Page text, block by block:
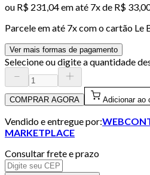
ou R$ 231,04em até 7x de R$
Parcele em até 7x com o cartão Le
Ver mais formas de pagamento
Selecione ou digite a quantidade
COMPRAR AGORA Adicionar ao
Vendido e entregue por:
MARKETPLACE
Consultar frete e prazo